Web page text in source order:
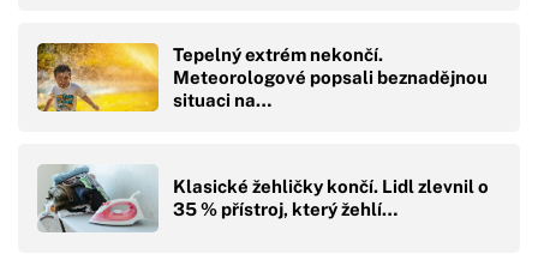
Tepelný extrém nekončí.
Meteorologové popsali beznadějnou
situaci na…
Klasické žehličky končí. Lidl zlevnil o
35 % přístroj, který žehlí…